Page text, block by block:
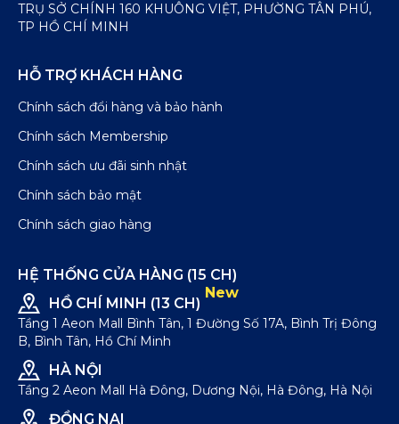
TRỤ SỞ CHÍNH 160 KHUÔNG VIỆT, PHƯỜNG TÂN PHÚ,
TP HỒ CHÍ MINH
HỖ TRỢ KHÁCH HÀNG
Chính sách đổi hàng và bảo hành
Chính sách Membership
Chính sách ưu đãi sinh nhật
Chính sách bảo mật
Chính sách giao hàng
HỆ THỐNG CỬA HÀNG (15 CH)
HỒ CHÍ MINH (13 CH)
New
Tầng 1 Aeon Mall Bình Tân, 1 Đường Số 17A, Bình Trị Đông
B, Bình Tân, Hồ Chí Minh
HÀ NỘI
Tầng 2 Aeon Mall Hà Đông, Dương Nội, Hà Đông, Hà Nội
ĐỒNG NAI